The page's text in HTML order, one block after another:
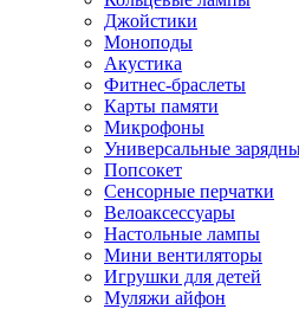
Джойстики
Моноподы
Акустика
Фитнес-браслеты
Карты памяти
Микрофоны
Универсальные
Попсокет
Сенсорные перчатки
Велоаксессуары
Настольные лампы
Мини вентиляторы
Игрушки для детей
Муляжи айфон